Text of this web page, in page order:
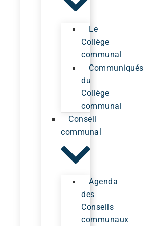
Le
Collège
communal
Communiqués
du
Collège
communal
Conseil
communal
Agenda
des
Conseils
communaux